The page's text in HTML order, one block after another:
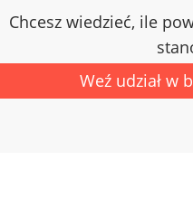
Chcesz wiedzieć, ile
Weź udział w